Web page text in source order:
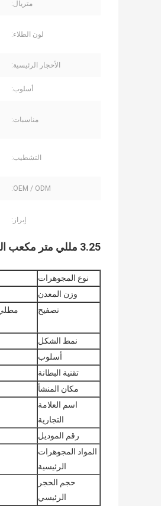
متريال:
لون الطلاء:
الأحجار الرئيسية:
أسلوب:
مناسبات:
التشطيب:
OEM / ODM:
إبراز:
3.25 مللي متر مكعب الزركون الفضة تشيكوسلوفاكيا الصليب قلادة 2.02 جرام قلادة مجوهرات مخصصة
نوع المجوهرات
وزن المعدن
تصفيح
نمط الشكل
أسلوب
تقنية البطانة
مكان المنشأ
اسم العلامة
التجارية
رقم الموديل
المواد المجوهرات
الرئيسية
حجم الحجر
الرئيسي